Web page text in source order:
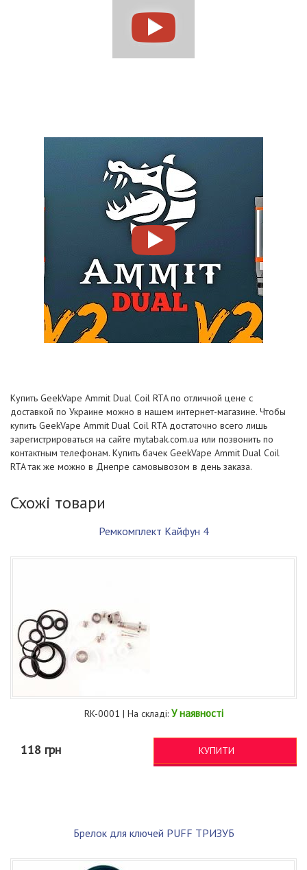
Купить GeekVape Ammit Dual Coil RTA по отличной цене с
доставкой по Украине можно в нашем интернет-магазине. Чтобы
купить GeekVape Ammit Dual Coil RTA достаточно всего лишь
зарегистрироваться на сайте mytabak.com.ua или позвонить по
контактным телефонам. Купить бачек GeekVape Ammit Dual Coil
RTA так же можно в Днепре самовывозом в день заказа.
Схожі товари
Ремкомплект Кайфун 4
RK-0001 | На складі: У наявності
118 грн КУПИТИ
Брелок для ключей PUFF ТРИЗУБ